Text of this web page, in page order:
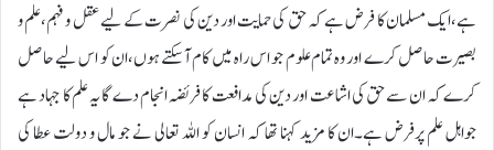
ہے،ایک مسلمان کا فرض ہے کہ حق کی حمایت اور دین کی نصرت کے لیے عقل و فہم،علم و
بصیرت حاصل کرے اور وہ تمام علوم جو اس راہ میں کام آسکتے ہوں،ان کو اس لیے حاصل
کرے کہ ان سے حق کی اشاعت اور دین کی مدافعت کا فریضہ انجام دے گا یہ علم کا جہاد ہے
جواہل علم پرفرض ہے۔ان کا مزید کہنا تھا کہ انسان کو اللہ تعالی نے جو مال و دولت عطا کی